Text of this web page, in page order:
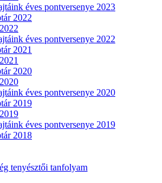
éves pontversenye 2023
2022
éves pontversenye 2022
2021
2020
éves pontversenye 2020
2019
éves pontversenye 2019
2018
tenyésztői tanfolyam